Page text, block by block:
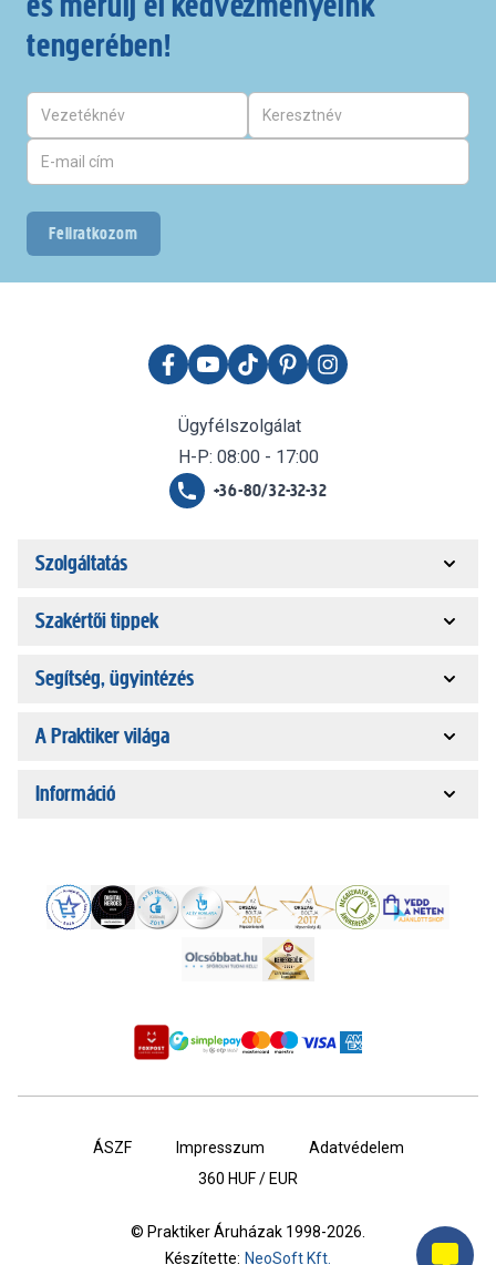
tengerében!
Feliratkozom
Ügyfélszolgálat
H-P: 08:00 - 17:00
+36-80/32-32-32
Szolgáltatás
Szakértői tippek
Segítség, ügyintézés
A Praktiker világa
Információ
ÁSZF Impresszum
Adatvédelem
360 HUF / EUR
© Praktiker Áruházak 1998-2026.
Készítette: NeoSoft Kft.